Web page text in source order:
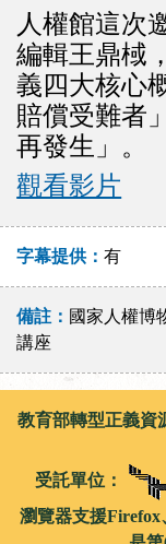
人權館這次
編輯王鼎棫
義四大核心
賠償受難者
再發生」。
觀看影片
字幕提供：有
備註： 國家人權博
講座
教育部轉型正義資
受託單位：
瀏覽器支援Firefox